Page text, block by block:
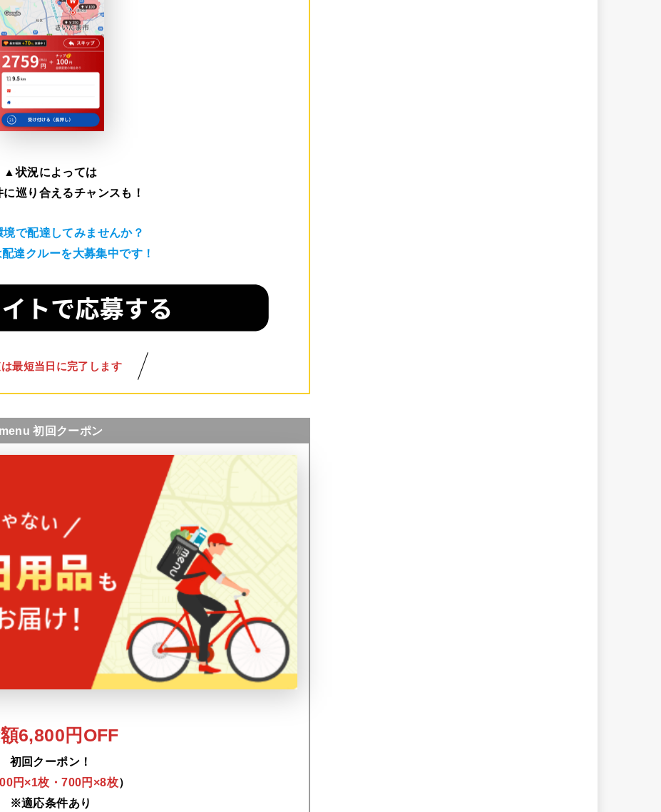
▲状況によっては
巡り合えるチャンスも！
境で配達してみませんか？
達クルーを大募集中です！
最短当日に完了します
menu 初回クーポン
6,800円OFF
初回クーポン！
円×1枚・700円×8枚）
※適応条件あり